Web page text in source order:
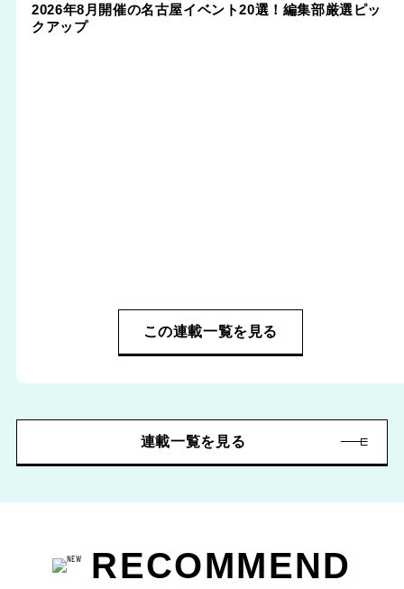
2026年8月開催の名古屋イベント20選！編集部厳選ピッ
クアップ
この連載一覧を見る
連載一覧を見る
RECOMMEND